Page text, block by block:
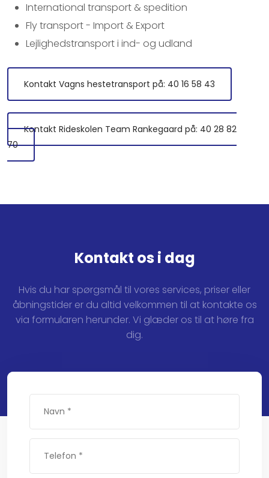
International transport & spedition
Fly transport - Import & Export
Lejlighedstransport i ind- og udland
Kontakt Vagns hestetransport på: 40 16 58 43
Kontakt Rideskolen Team Rankegaard på: 40 28 82
70
Kontakt os i dag
Hvis du har spørgsmål til vores services, priser eller
åbningstider er du altid velkommen til at kontakte os
via formularen herunder. Vi glæder os til at høre fra
dig.